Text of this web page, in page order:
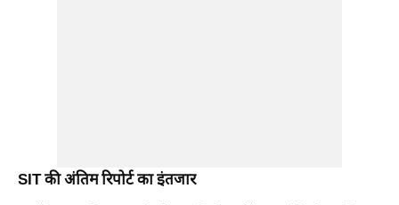
SIT की अंतिम रिपोर्ट का इंतजार